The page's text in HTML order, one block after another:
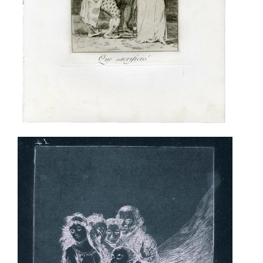
HELMAN, E.,Trasmundo de Goya
, Alianza Editorial, Madrid,
1983, 16, 121-122
ALCALÁ FLECHA, R.,Matrimonio y prostitución en el arte de
, Universidad de Extremadura, Cáceres, 1984, 26-2
ALCALÁ FLECHA, R.,Literatura e ideología en el arte de Goya
Diputación General de Aragón, Zaragoza, 1988, 336-338
Graphic Evolutions: the Print Series of
Continent, 1730 to 1850, Boston College Museum of Art,
Boston, 1991, 82-83
WILSON-BAREAU, J.Goya: la década de los Caprichos
Dibujos y aguafuertes
Madrid, 1992, 37-39
GLENDINNING, N., "El arte satírico de los Caprichos; con una
nueva síntesis de la historia de su estampación y
divulgación", en
Caprichos de Francisco de Goya: una
aproximación y tres estudios, Calcografía Nacional, Madrid,
1996, 40
BLAS, J., MATILLA J. M. y MEDRANO, J. M.,El libro de los
Caprichos: dos siglos de interpretaciones (1799-1999):